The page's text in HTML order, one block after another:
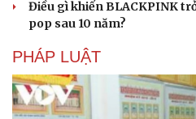
Vì cộng đồng
Điều gì khiến BLACKPINK
pop sau 10 năm?
PHÁP LUẬT